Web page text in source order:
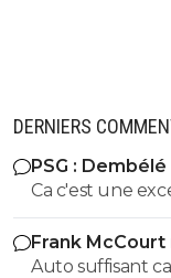
DERNIERS
PSG :
Ca c'est une
Frank McCourt
Auto suffisant